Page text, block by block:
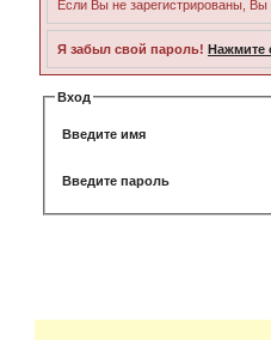
Если Вы не зарегистрированы,
Я забыл свой пароль! Нажмите
Вход
Введите имя
Введите пароль